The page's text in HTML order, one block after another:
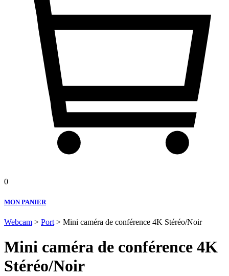
0
MON PANIER
Webcam > Port > Mini caméra de conférence 4K Stéréo/Noir
Mini caméra de conférence 4K
Stéréo/Noir